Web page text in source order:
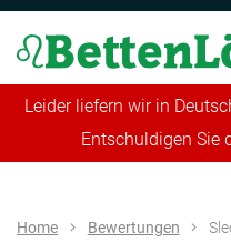
Leider liefern wir in
Entschuldigen Sie
Home Bewertungen